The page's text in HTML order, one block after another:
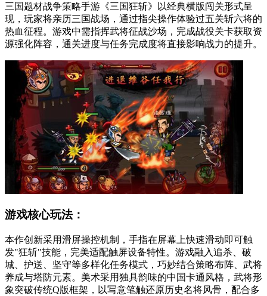
三国题材战争策略手游《三国狂斩》以经典横版闯关形式呈
现，玩家将亲历三国战场，通过指尖操作体验过五关斩六将的
热血征程。游戏中需指挥武将征战沙场，完成战役关卡获取资
源强化阵容，通关进度与任务完成度将直接影响战力的提升。
游戏核心玩法：
本作创新采用滑屏操控机制，手指在屏幕上快速滑动即可触
发"狂斩"技能，完美适配触屏设备特性。游戏融入追杀、破
城、护送、坚守等多样化任务模式，巧妙结合策略布阵、武将
养成与塔防元素。美术采用独具韵味的中国卡通风格，武将形
象突破传统Q版框架，以写意笔触还原历史名将风骨，配合多